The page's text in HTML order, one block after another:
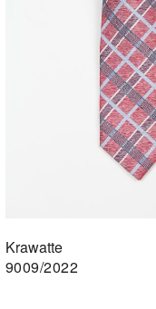
Krawatte
9009/2022